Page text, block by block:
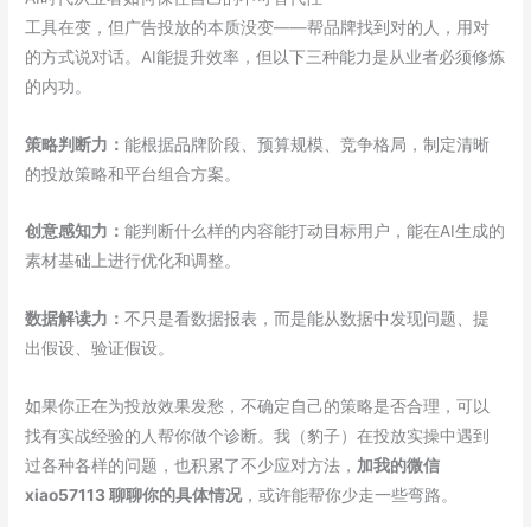
工具在变，但广告投放的本质没变——帮品牌找到对的人，用对
的方式说对话。AI能提升效率，但以下三种能力是从业者必须修炼
的内功。
策略判断力：能根据品牌阶段、预算规模、竞争格局，制定清晰
的投放策略和平台组合方案。
创意感知力：能判断什么样的内容能打动目标用户，能在AI生成的
素材基础上进行优化和调整。
数据解读力：不只是看数据报表，而是能从数据中发现问题、提
出假设、验证假设。
如果你正在为投放效果发愁，不确定自己的策略是否合理，可以
找有实战经验的人帮你做个诊断。我（豹子）在投放实操中遇到
过各种各样的问题，也积累了不少应对方法， 加我的微信
xiao57113 聊聊你的具体情况 ，或许能帮你少走一些弯路。